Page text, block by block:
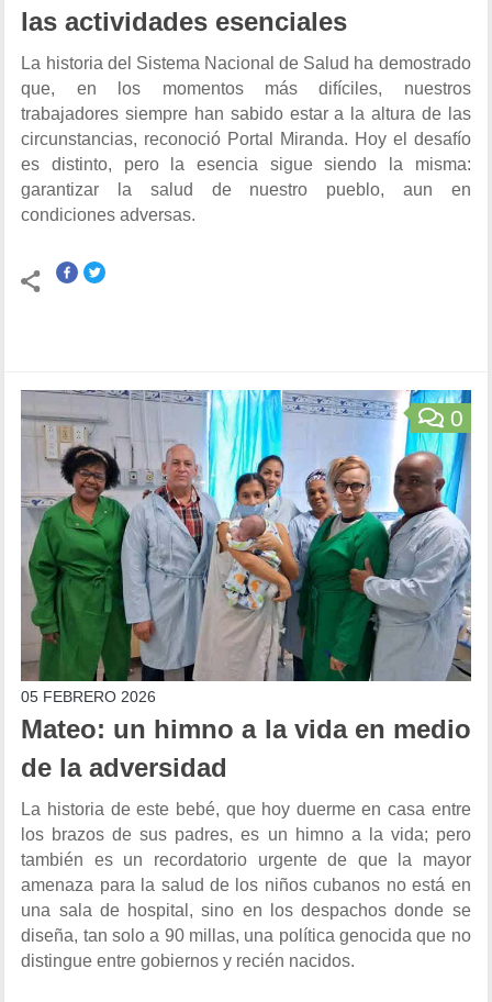
las actividades esenciales
La historia del Sistema Nacional de Salud ha demostrado
que, en los momentos más difíciles, nuestros
trabajadores siempre han sabido estar a la altura de las
circunstancias, reconoció Portal Miranda. Hoy el desafío
es distinto, pero la esencia sigue siendo la misma:
garantizar la salud de nuestro pueblo, aun en
condiciones adversas.
0
05 FEBRERO 2026
Mateo: un himno a la vida en medio
de la adversidad
La historia de este bebé, que hoy duerme en casa entre
los brazos de sus padres, es un himno a la vida; pero
también es un recordatorio urgente de que la mayor
amenaza para la salud de los niños cubanos no está en
una sala de hospital, sino en los despachos donde se
diseña, tan solo a 90 millas, una política genocida que no
distingue entre gobiernos y recién nacidos.